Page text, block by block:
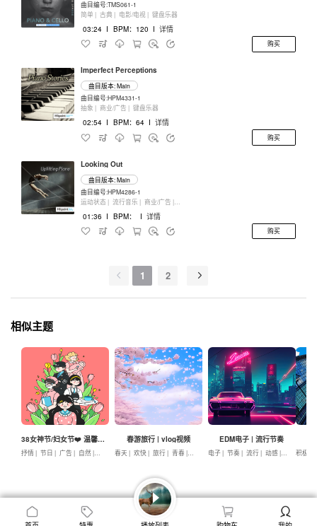
曲目编号:TMS061-1
简单 | 古典 | 电影/电视 | 键盘乐器
03:24 I BPM：120 I 详情
购买
Imperfect Perceptions
曲目版本: Main
曲目编号:HPM4331-1
抽象 | 商业/广告 | 键盘乐器
02:54 I BPM：64 I 详情
购买
Looking Out
曲目版本: Main
曲目编号:HPM4286-1
运动状态 | 流行音乐 | 商业/广告 |
01:36 I BPM： I 详情
购买
1 2
相似主题
38女神节/妇女节❤️ 温馨抒情
抒情 | 节日 | 广告 | 自然 | 爱
春游旅行 | vlog视频
春天 | 欢快 | 旅行 | 青春 | 积极
EDM电子 | 流行节奏
电子 | 节奏 | 流行 | 动感 | 广告积极 |